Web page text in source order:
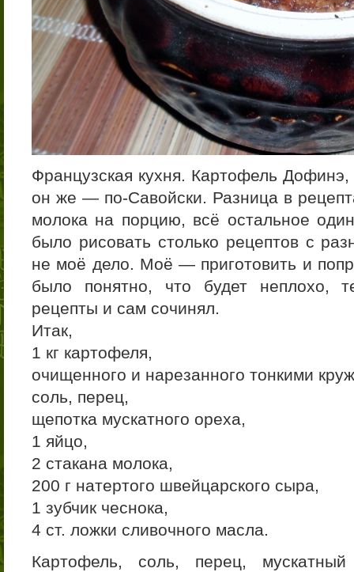
Французская кухня. Картофель
он же — по-Савойски. Разница в
молока на порцию, всё остальное
было рисовать столько рецептов с
не моё дело. Моё — приготовить и
было понятно, что будет неплохо,
рецепты и сам сочинял.
Итак,
1 кг картофеля,
очищенного и нарезанного тонкими
соль, перец,
щепотка мускатного ореха,
1 яйцо,
2 стакана молока,
200 г натертого швейцарского сыра,
1 зубчик чеснока,
4 ст. ложки сливочного масла.
Картофель, соль, перец,